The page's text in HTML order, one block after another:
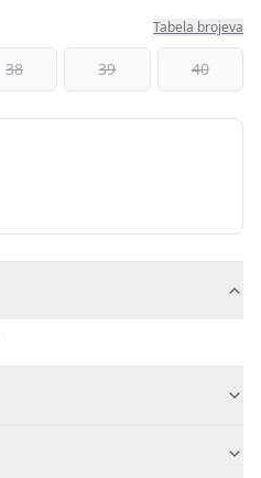
Tabela brojeva
38 39 40